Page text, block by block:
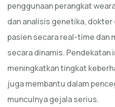
penggunaan perangkat
dan analisis genetika,
pasien secara real-time dan
secara dinamis. Pendekatan
meningkatkan tingkat
juga membantu dalam
munculnya gejala serius.